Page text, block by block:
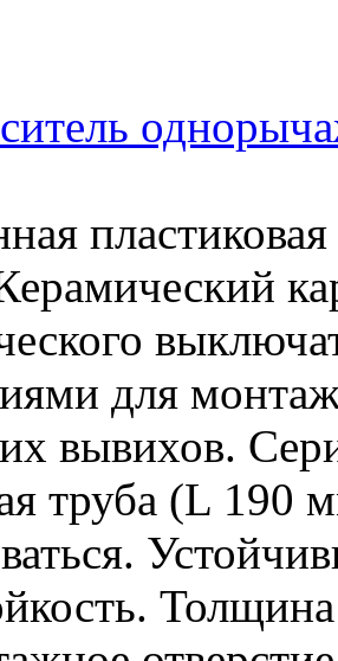
для
вывихов.
труба (L 190